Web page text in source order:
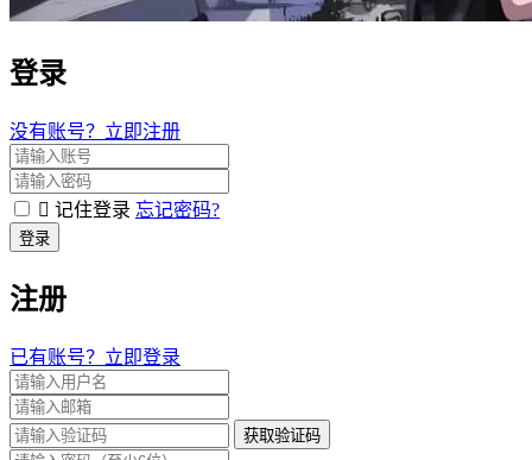
登录
没有账号？立即注册
记住登录 忘记密码?
登录
注册
已有账号？立即登录
获取验证码